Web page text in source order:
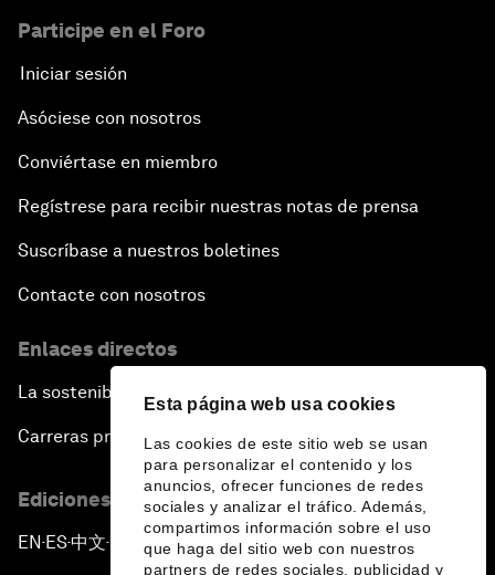
Esta página web usa cookies
Las cookies de este sitio web se usan
para personalizar el contenido y los
anuncios, ofrecer funciones de redes
sociales y analizar el tráfico. Además,
compartimos información sobre el uso
que haga del sitio web con nuestros
partners de redes sociales, publicidad y
Participe en el Foro
Iniciar sesión
Asóciese con nosotros
Conviértase en miembro
Regístrese para recibir nuestras notas de prensa
Suscríbase a nuestros boletines
Contacte con nosotros
Enlaces directos
La sostenibilidad en el Foro
Carreras profesionales
Ediciones en otros idiomas
EN ▪ES▪中文▪ 日本語